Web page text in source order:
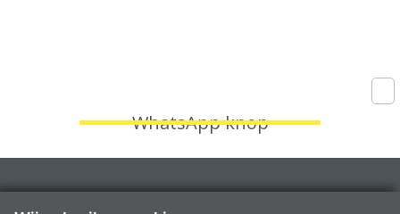
WhatsApp knop